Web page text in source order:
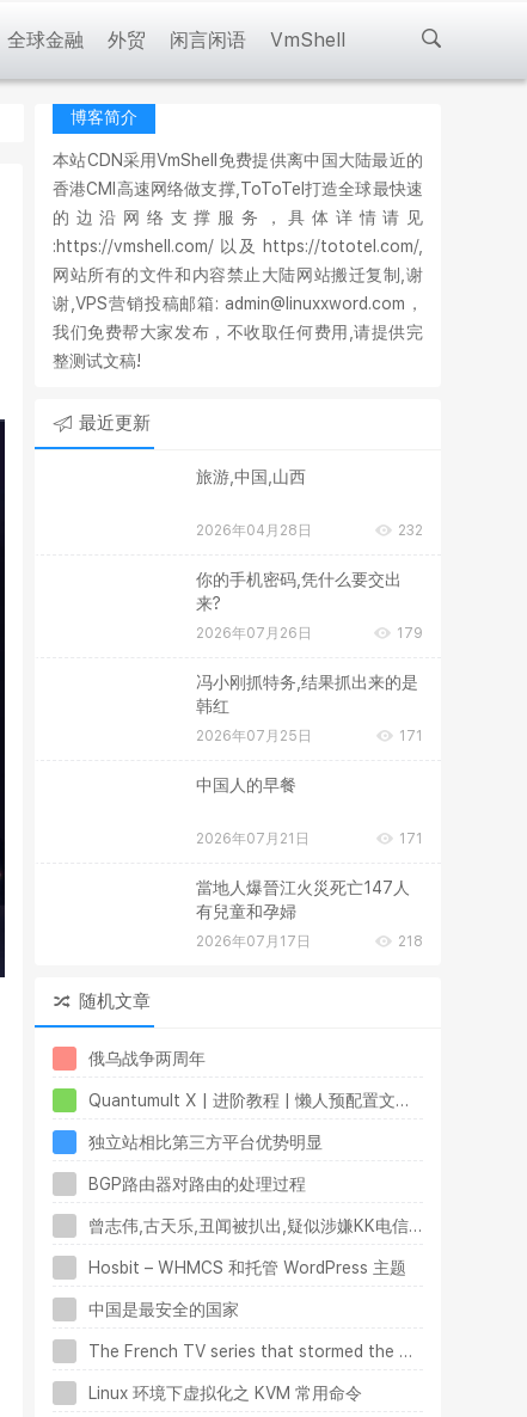
全球金融 外贸 闲言闲语 VmShell
博客简介
本站CDN采用VmShell免费提供离中国大陆最近的
香港CMI高速网络做支撑,ToToTel打造全球最快速
的边沿网络支撑服务，具体详情请见
:https://vmshell.com/ 以及 https://tototel.com/,
网站所有的文件和内容禁止大陆网站搬迁复制,谢
谢,VPS营销投稿邮箱: admin@linuxxword.com，
我们免费帮大家发布，不收取任何费用,请提供完
整测试文稿!
最近更新
旅游,中国,山西
2026年04月28日 232
你的手机密码,凭什么要交出
来?
2026年07月26日 179
冯小刚抓特务,结果抓出来的是
韩红
2026年07月25日 171
中国人的早餐
2026年07月21日 171
當地人爆晉江火災死亡147人
有兒童和孕婦
2026年07月17日 218
随机文章
俄乌战争两周年
Quantumult X | 进阶教程 | 懒人预配置文件指南
独立站相比第三方平台优势明显
BGP路由器对路由的处理过程
曾志伟,古天乐,丑闻被扒出,疑似涉嫌KK电信诈骗,与李泽楷,往事被翻出
Hosbit – WHMCS 和托管 WordPress 主题
中国是最安全的国家
The French TV series that stormed the world with excellent reviews and amazing casts
Linux 环境下虚拟化之 KVM 常用命令